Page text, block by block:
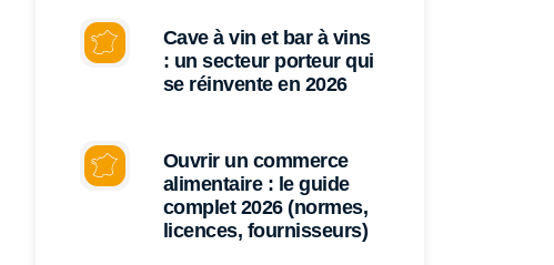
Cave à vin et bar à vins
: un secteur porteur qui
se réinvente en 2026
Ouvrir un commerce
alimentaire : le guide
complet 2026 (normes,
licences, fournisseurs)